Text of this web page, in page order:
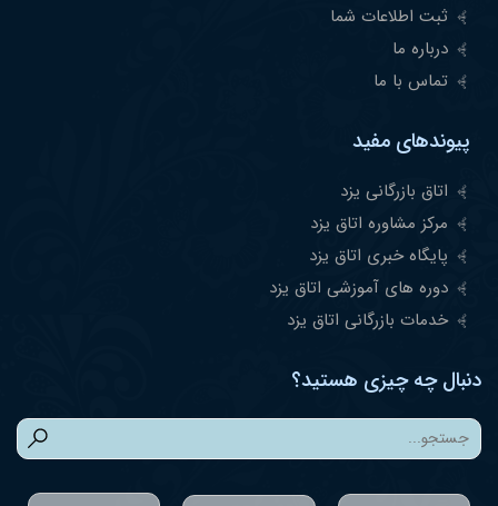
ثبت اطلاعات شما
درباره ما
تماس با ما
پیوندهای مفید
اتاق بازرگانی یزد
مرکز مشاوره اتاق یزد
پایگاه خبری اتاق یزد
دوره های آموزشی اتاق یزد
خدمات بازرگانی اتاق یزد
دنبال چه چیزی هستید؟